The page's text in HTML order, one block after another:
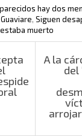
hay dos
, Siguen
muerto
A la
del